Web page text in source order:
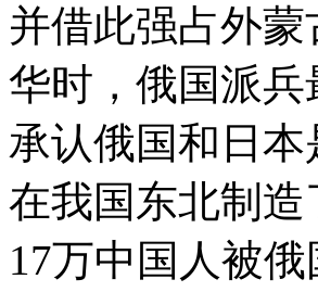
并借此强占外
华时，俄国派
承认俄国和日
在我国东北制
17万中国人被